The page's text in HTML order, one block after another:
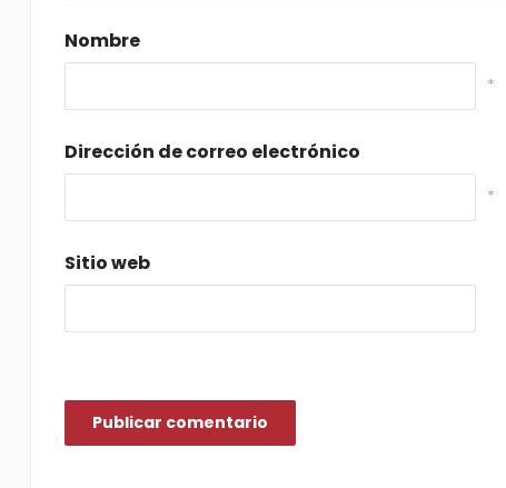
Nombre
*
Dirección de correo electrónico
*
Sitio web